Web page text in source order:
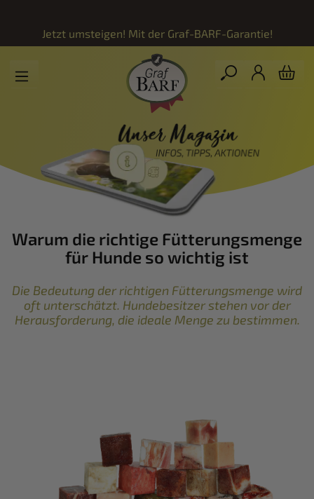
Jetzt umsteigen! Mit der Graf-BARF-Garantie!
Warum die richtige Fütterungsmenge
für Hunde so wichtig ist
Die Bedeutung der richtigen Fütterungsmenge wird
oft unterschätzt. Hundebesitzer stehen vor der
Herausforderung, die ideale Menge zu bestimmen.